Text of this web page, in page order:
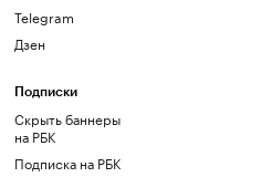
Telegram
Дзен
Подписки
Скрыть баннеры
на РБК
Подписка на РБК